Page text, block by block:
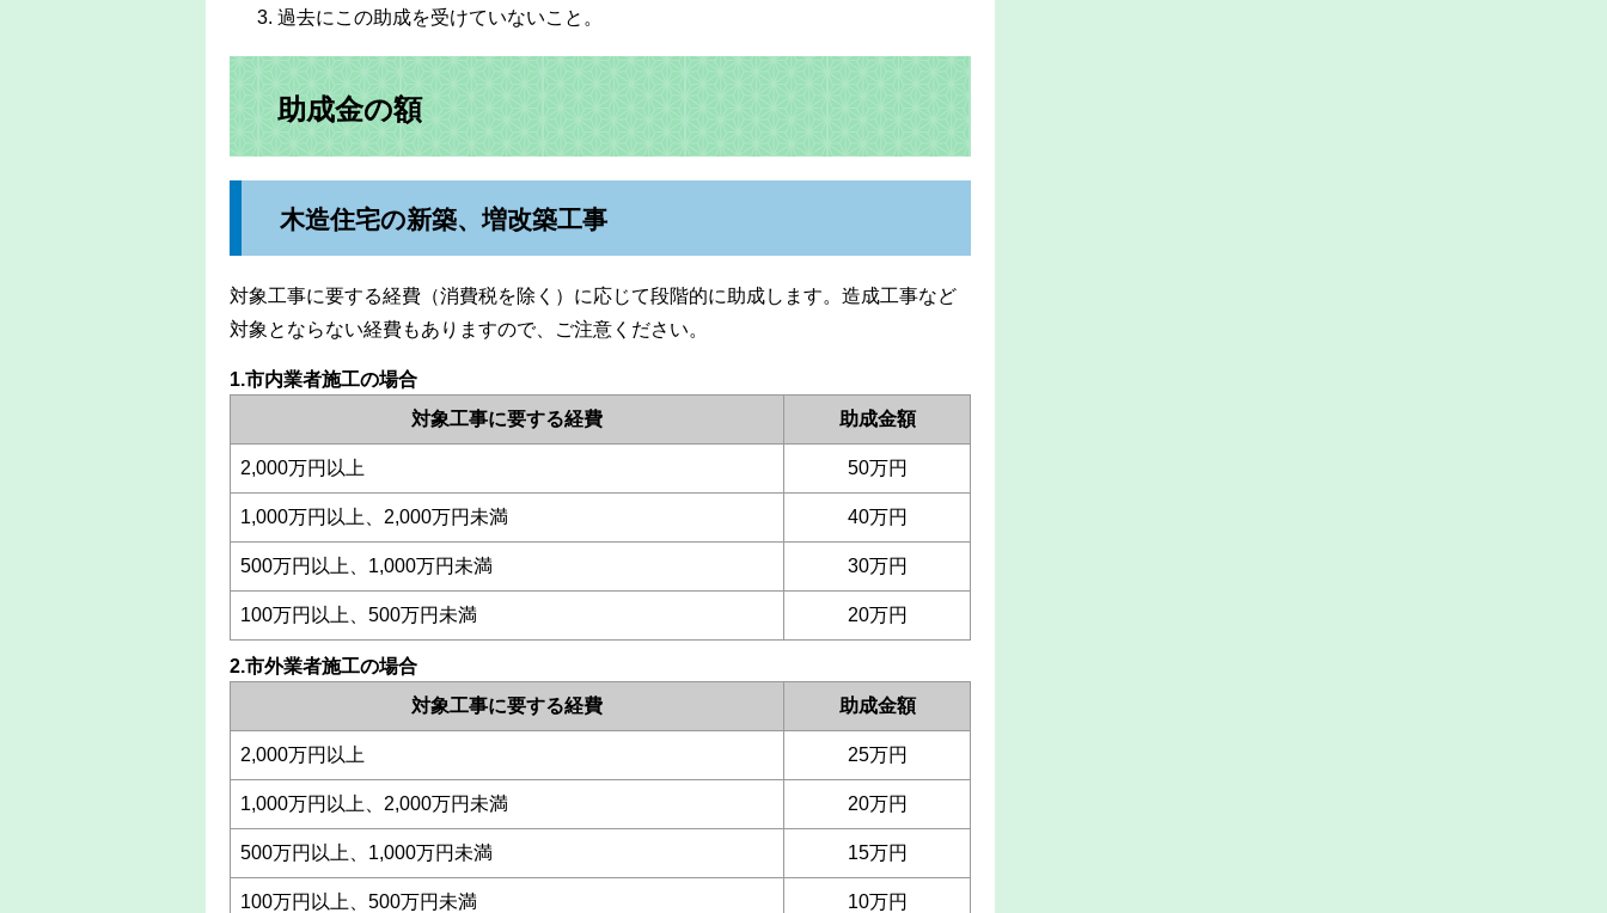
過去にこの助成を受けていないこと。
助成金の額
木造住宅の新築、増改築工事
対象工事に要する経費（消費税を除く）に応じて段階的に助成します。造成工事など
対象とならない経費もありますので、ご注意ください。
1.市内業者施工の場合
対象工事に要する経費
助成金額
2,000万円以上 50万円
1,000万円以上、2,000万円未満 40万円
500万円以上、1,000万円未満 30万円
100万円以上、500万円未満 20万円
2.市外業者施工の場合
対象工事に要する経費
助成金額
2,000万円以上 25万円
1,000万円以上、2,000万円未満 20万円
500万円以上、1,000万円未満 15万円
100万円以上、500万円未満 10万円